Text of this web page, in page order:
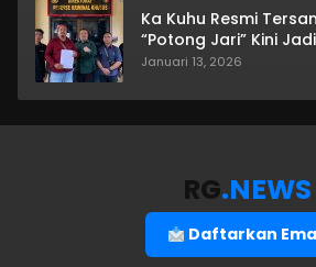
Ka Kuhu Resmi
“Potong Jari” Kini
Januari 13, 2026
RG.NEWS
Daftarkan